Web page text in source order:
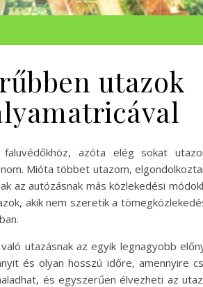
utazok
azóta elég sokat
Mióta többet utazom,
az autózásnak más közlekedési
akik nem szeretik a
utazásnak az egyik legnagyobb
és olyan hosszú időre, amennyire
és egyszerűen élvezheti az